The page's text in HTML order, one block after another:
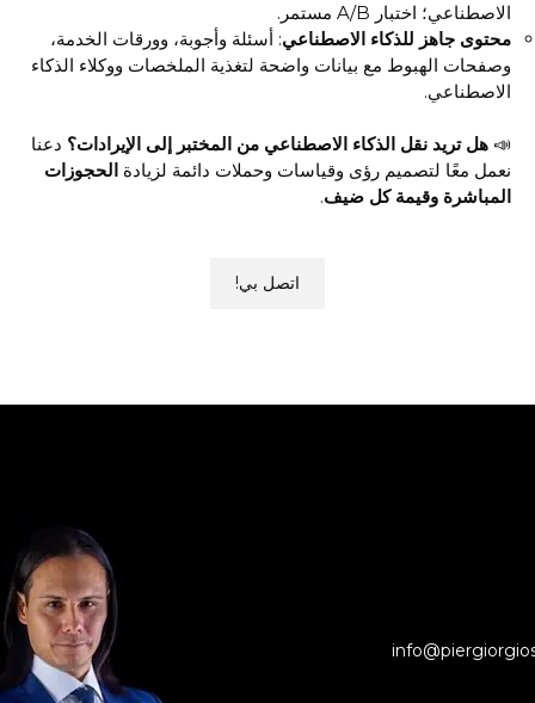
الاصطناعي؛ اختبار A/B مستمر.
محتوى جاهز للذكاء الاصطناعي: أسئلة وأجوبة، وورقات الخدمة،
وصفحات الهبوط مع بيانات واضحة لتغذية الملخصات ووكلاء الذكاء
الاصطناعي.
📣 هل تريد نقل الذكاء الاصطناعي من المختبر إلى الإيرادات؟ دعنا
نعمل معًا لتصميم رؤى وقياسات وحملات دائمة لزيادة الحجوزات
المباشرة وقيمة كل ضيف.
اتصل بي!